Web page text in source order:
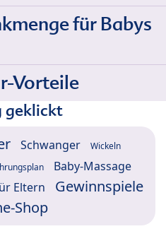
für Babys
Vorteile
geklickt
Schwanger Wickeln
Baby-Massage
Eltern
Gewinnspiele
Shop